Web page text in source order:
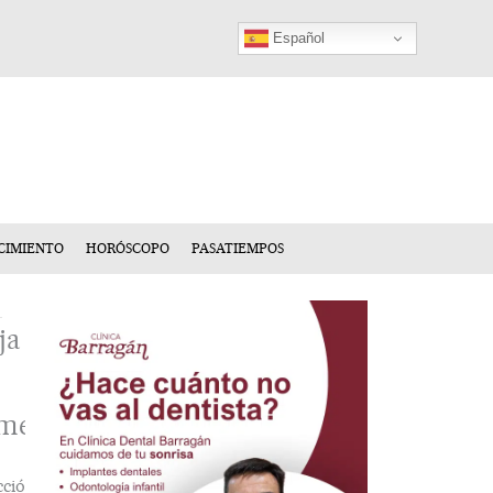
Español
HORÓSCOPO PASATIEMPOS